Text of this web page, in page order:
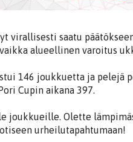
virallisesti saatu
alueellinen varoitus
146 joukkuetta ja pelejä
Cupin aikana 397.
joukkueille. Olette
urheilutapahtumaan!